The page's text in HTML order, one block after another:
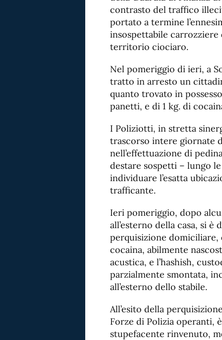
contrasto del traffico
portato a termine
insospettabile
territorio ciociaro.
Nel pomeriggio di ieri, a
tratto in arresto un
quanto trovato in
panetti, e di 1 kg. di
I Poliziotti, in stretta
trascorso intere giornate
nell’effettuazione di
destare sospetti – lungo
individuare l’esatta
trafficante.
Ieri pomeriggio, dopo
all’esterno della casa, si
perquisizione
cocaina, abilmente
acustica, e l’hashish,
parzialmente smontata,
all’esterno dello stabile.
All’esito della
Forze di Polizia operanti,
stupefacente rinvenuto,